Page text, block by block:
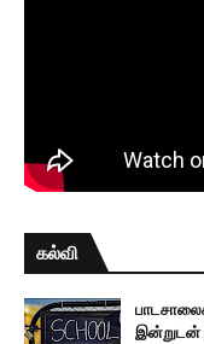
கல்வி
இன்றுடன்